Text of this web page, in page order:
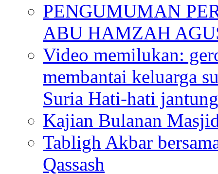
PENGUMUMAN
ABU HAMZAH
Video memilukan:
membantai keluarga
Suria Hati-hati
Kajian Bulanan
Tabligh Akbar
Qassash